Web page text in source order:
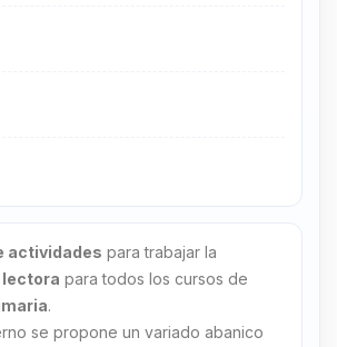
actividades para trabajar la
para todos los cursos de
.
se propone un variado abanico